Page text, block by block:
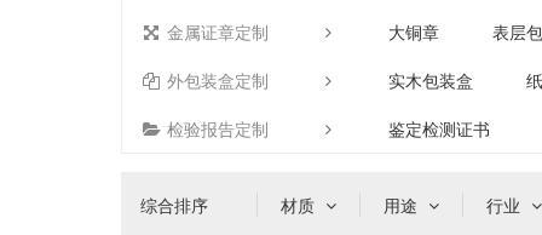
金属证章定制
大铜章
表层
外包装盒定制
实木包装盒
检验报告定制
鉴定检测证书
综合排序 材质 用途 行业